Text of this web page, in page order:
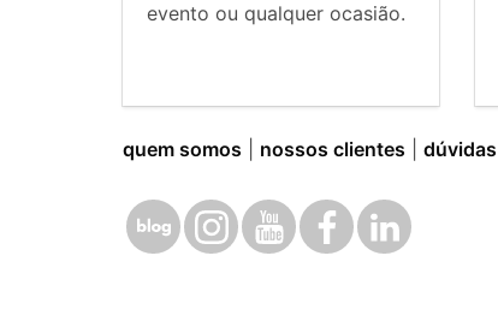
evento ou qualquer ocasião.
quem somos nossos clientes dúvidas